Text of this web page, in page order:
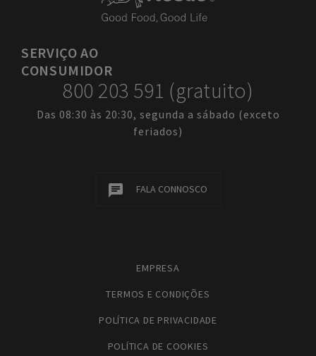
SERVIÇOAO
CONSUMIDOR
800 203 591 (gratuito)
Das 08:30 às 20:30, segunda a sábado (exceto
feriados)
FALA CONNOSCO
EMPRESA
TERMOS E CONDIÇÕES
POLÍTICA DE PRIVACIDADE
POLÍTICA DE COOKIES